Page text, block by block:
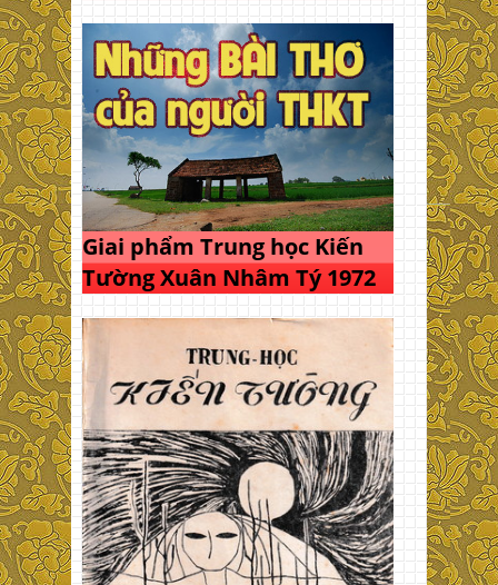
Giai phẩm Trung học Kiến
Tường Xuân Nhâm Tý 1972